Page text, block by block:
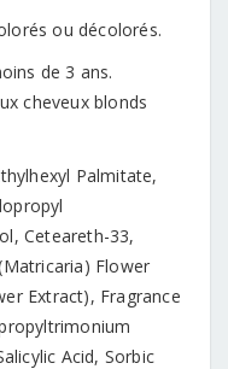
ou décolorés.
de 3 ans.
cheveux blonds
Palmitate,
Ceteareth-33,
Flower
Extract), Fragrance
Acid, Sorbic